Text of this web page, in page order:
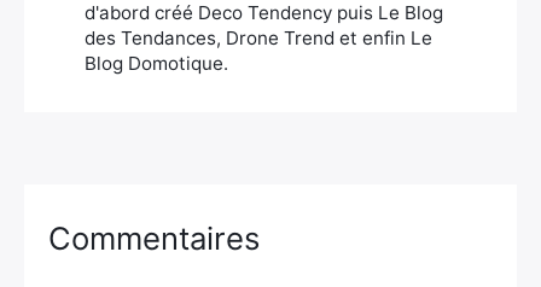
d'abord créé Deco Tendency puis Le Blog
des Tendances, Drone Trend et enfin Le
Blog Domotique.
Commentaires